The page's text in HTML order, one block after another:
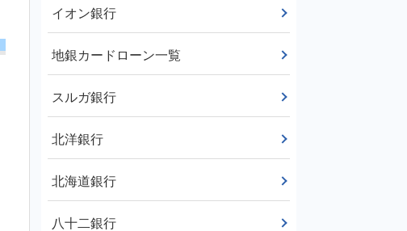
イオン銀行
地銀カードローン一覧
スルガ銀行
北洋銀行
北海道銀行
八十二銀行